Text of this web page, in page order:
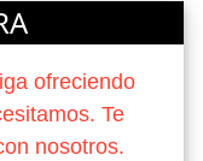
ofreciendo
Te
nosotros.